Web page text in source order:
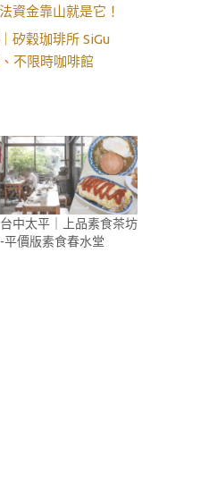
資金靠山就是它！
矽穀珈琲所 SiGu
不限時咖啡館
台中太平｜上品素食茶坊
-平價版素食春水堂